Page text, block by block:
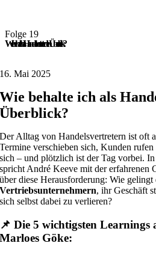
Folge 19
Wie behalte ich als Handelsvertreter den Überblick?
16. Mai 2025
Wie behalte ich als
Überblick?
Der Alltag von Handelsvertretern ist oft
Termine verschieben sich, Kunden
sich – und plötzlich ist der Tag vorbei.
spricht André Keeve mit der erfahrenen
über diese Herausforderung: Wie gelingt
Vertriebsunternehmern, ihr Geschäft
sich selbst dabei zu verlieren?
📌 Die 5 wichtigsten Learnings
Marloes Göke: